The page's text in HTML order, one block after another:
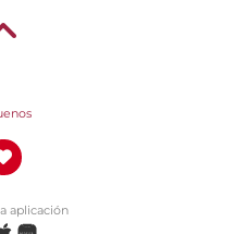
aplicación